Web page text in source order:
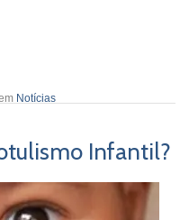
Notícias
Infantil?